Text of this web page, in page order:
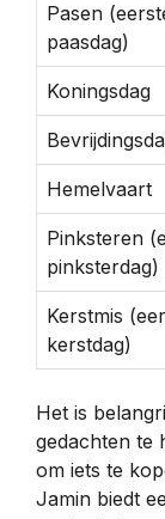
Pasen
paasdag)
Koningsdag
Hemelvaart
Pinksteren
pinksterdag)
Kerstmis
kerstdag)
Het is
gedachten te
om iets te
Jamin biedt